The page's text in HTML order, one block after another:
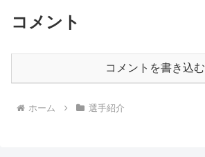
コメント
コメントを書き込む
ホーム 選手紹介